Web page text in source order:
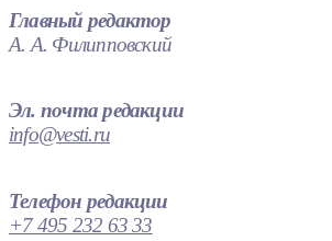
Главный редактор
А. А. Филипповский
Эл. почта редакции
info@vesti.ru
Телефон редакции
+7 495 232 63 33